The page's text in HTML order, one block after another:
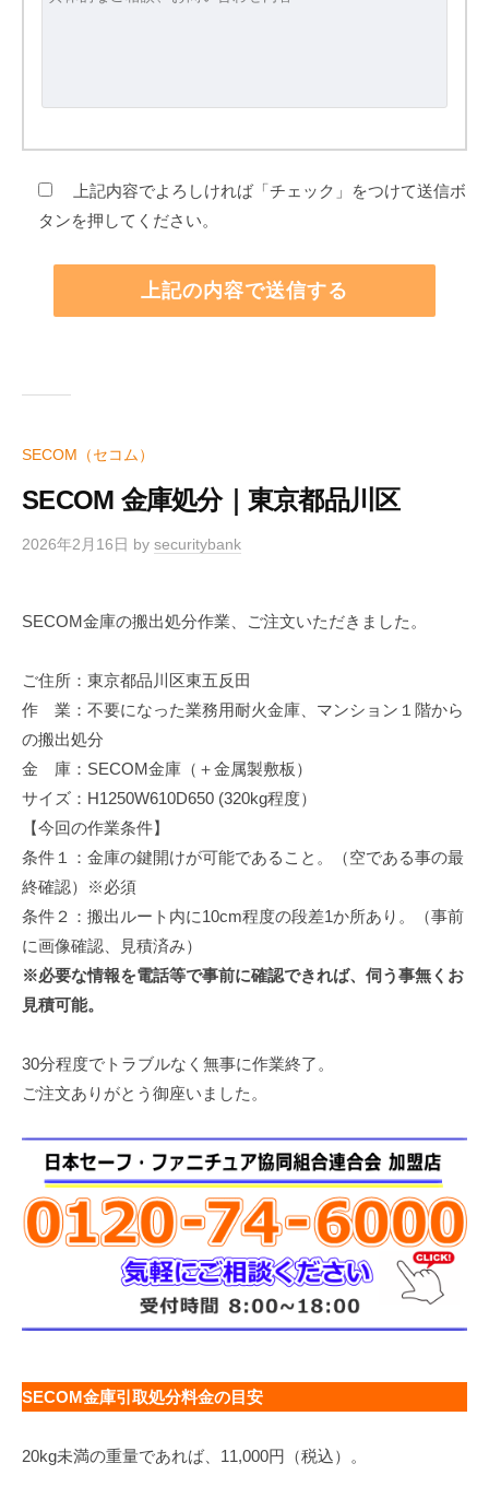
上記内容でよろしければ「チェック」をつけて送信ボ
タンを押してください。
SECOM（セコム）
SECOM 金庫処分｜東京都品川区
2026年2月16日 by securitybank
SECOM金庫の搬出処分作業、ご注文いただきました。
ご住所：東京都品川区東五反田
作 業：不要になった業務用耐火金庫、マンション１階から
の搬出処分
金 庫：SECOM金庫（＋金属製敷板）
サイズ：H1250W610D650 (320kg程度）
【今回の作業条件】
条件１：金庫の鍵開けが可能であること。（空である事の最
終確認）※必須
条件２：搬出ルート内に10cm程度の段差1か所あり。（事前
に画像確認、見積済み）
※必要な情報を電話等で事前に確認できれば、伺う事無くお
見積可能。
30分程度でトラブルなく無事に作業終了。
ご注文ありがとう御座いました。
SECOM金庫引取処分料金の目安
20kg未満の重量であれば、11,000円（税込）。